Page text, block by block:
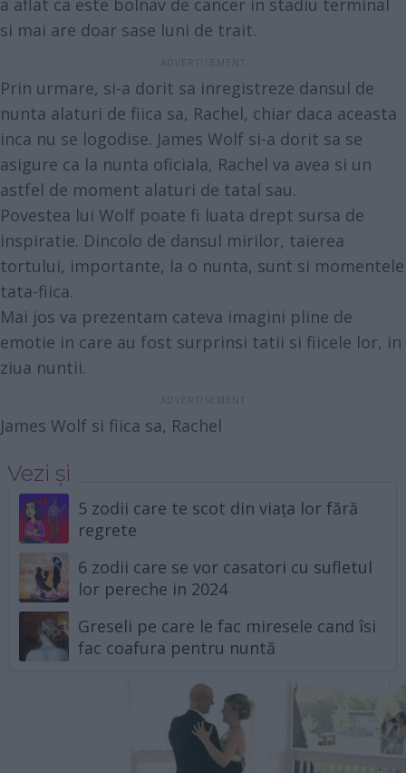
a aflat ca este bolnav de cancer in stadiu terminal
si mai are doar sase luni de trait.
Prin urmare, si-a dorit sa inregistreze dansul de
nunta alaturi de fiica sa, Rachel, chiar daca aceasta
inca nu se logodise. James Wolf si-a dorit sa se
asigure ca la nunta oficiala, Rachel va avea si un
astfel de moment alaturi de tatal sau.
Povestea lui Wolf poate fi luata drept sursa de
inspiratie. Dincolo de dansul mirilor, taierea
tortului, importante, la o nunta, sunt si momentele
tata-fiica.
Mai jos va prezentam cateva imagini pline de
emotie in care au fost surprinsi tatii si fiicele lor, in
ziua nuntii.
James Wolf si fiica sa, Rachel
Vezi și
5 zodii care te scot din viața lor fără
regrete
6 zodii care se vor casatori cu sufletul
lor pereche in 2024
Greseli pe care le fac miresele cand îsi
fac coafura pentru nuntă